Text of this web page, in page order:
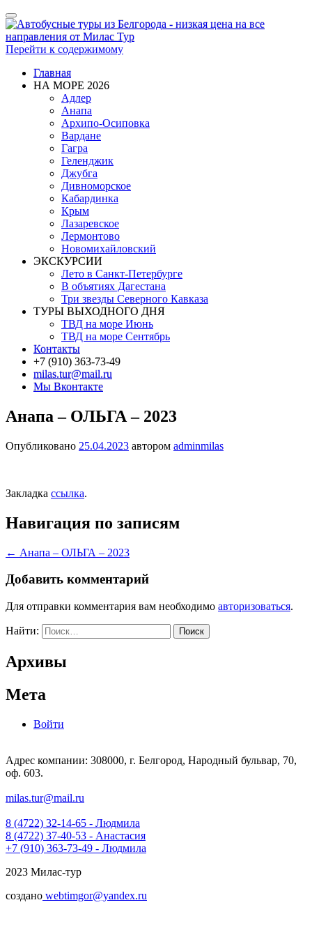
Показать/
Скрыть
навигацию
Перейти к содержимому
Главная
НА МОРЕ 2026
Адлер
Анапа
Архипо-Осиповка
Вардане
Гагра
Геленджик
Джубга
Дивноморское
Кабардинка
Крым
Лазаревское
Лермонтово
Новомихайловский
ЭКСКУРСИИ
Лето в Санкт-Петербурге
В объятиях Дагестана
Три звезды Северного Кавказа
ТУРЫ ВЫХОДНОГО ДНЯ
ТВД на море Июнь
ТВД на море Сентябрь
Контакты
+7 (910) 363-73-49
milas.tur@mail.ru
Мы Вконтакте
Анапа – ОЛЬГА – 2023
Опубликовано 25.04.2023 автором adminmilas
Закладка ссылка.
Навигация по записям
← Анапа – ОЛЬГА – 2023
Добавить комментарий
Для отправки комментария вам необходимо авторизоваться.
Найти:
Архивы
Мета
Войти
Адрес компании: 308000, г. Белгород, Народный бульвар, 70,
оф. 603.
milas.tur@mail.ru
8 (4722) 32-14-65 - Людмила
8 (4722) 37-40-53 - Анастасия
+7 (910) 363-73-49 - Людмила
2023 Милас-тур
создано webtimgor@yandex.ru